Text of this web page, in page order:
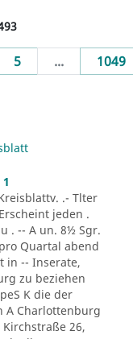
5 ... 1049
.- Tlter
jeden .
. -- A un. 8½ Sgr.
Quartal abend
in -- Inserate,
zu beziehen
K die der
A Charlottenburg
26,